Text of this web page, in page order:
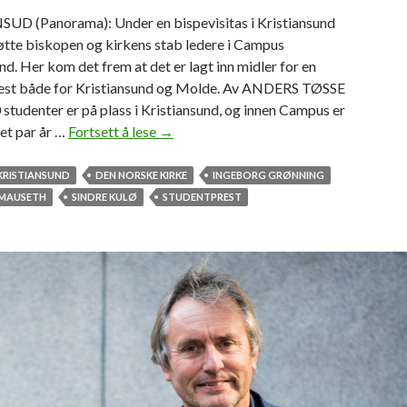
g
n
h
l
(Panorama): Under en bispevisitas i Kristiansund
biskopen og kirkens stab ledere i Campus
Her kom det frem at det er lagt inn midler for en
både for Kristiansund og Molde. Av ANDERS TØSSE
er på plass i Kristiansund, og innen Campus er
par år … Fortsett å lese K
r
k
a
n
s
e
→
DEN NORSKE KIRKE
INGEBORG GRØNNING
SINDRE KULØ STUDENTPREST